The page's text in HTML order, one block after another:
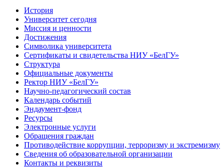
История
Университет сегодня
Миссия и ценности
Достижения
Символика университета
Сертификаты и свидетельства НИУ «БелГУ»
Структура
Официальные документы
Ректор НИУ «БелГУ»
Научно-педагогический состав
Календарь событий
Эндаумент-фонд
Ресурсы
Электронные услуги
Обращения граждан
Противодействие коррупции, терроризму и экстремизму
Сведения об образовательной организации
Контакты и реквизиты